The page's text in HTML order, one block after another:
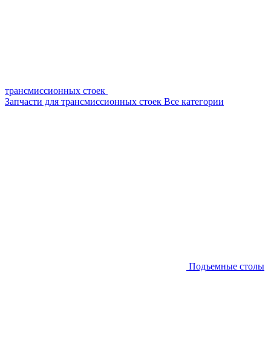
трансмиссионных стоек
Запчасти для трансмиссионных стоек Все категории
Подъемные столы